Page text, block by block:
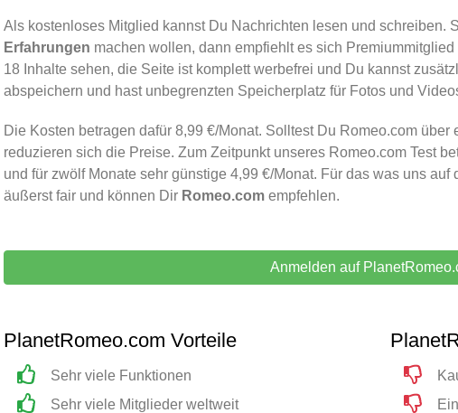
Als kostenloses Mitglied kannst Du Nachrichten lesen und schreiben.
Erfahrungen machen wollen, dann empfiehlt es sich
18 Inhalte sehen, die Seite ist komplett werbefrei und Du kannst
abspeichern und hast unbegrenzten Speicherplatz für Fotos und
Die Kosten betragen dafür 8,99 €/Monat. Solltest Du Romeo.com
reduzieren sich die Preise. Zum Zeitpunkt unseres Romeo.com Test
und für zwölf Monate sehr günstige 4,99 €/Monat. Für das was uns
äußerst fair und können Dir Romeo.com empfehlen.
Anmelden auf
PlanetRomeo.com Vorteile
Sehr viele Funktionen
Sehr viele Mitglieder weltweit